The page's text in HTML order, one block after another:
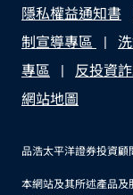
隱私權益通知書
制宣導專區
專區
反投資
網站地圖
品浩太平洋證券投資顧
本網站及其所述產品及